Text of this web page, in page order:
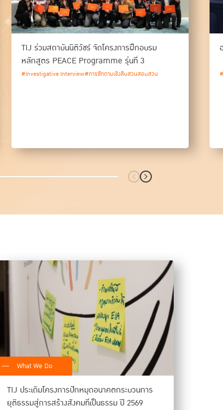
TIJ ร่วมสถาบันนิติวัชร์ จัดโครงการฝึกอบรม
หลักสูตร PEACE Programme รุ่นที่ 3
#Investigative Interview#การซักถามเชิงสืบสวนสอบสวน
What We Do
TIJ ประเดิมโครงการปักหมุดอนาคตกระบวนการ
ยุติธรรมสู่การสร้างสังคมที่เป็นธรรม ปี 2569